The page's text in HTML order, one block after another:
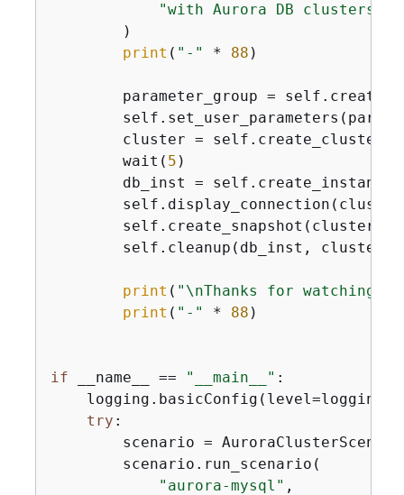
"with Aurora DB clusters
        )
print ( "-" * 88 )
parameter_group =
cluster =
        wait(
5 )
db_inst =
self.cleanup(db_inst, cluster,
print ( "\nThanks for watching!"
print ( "-" * 88 )
if __name__ == "__main__" :
try :
scenario =
        scenario.run_scenario(
"aurora-mysql" ,